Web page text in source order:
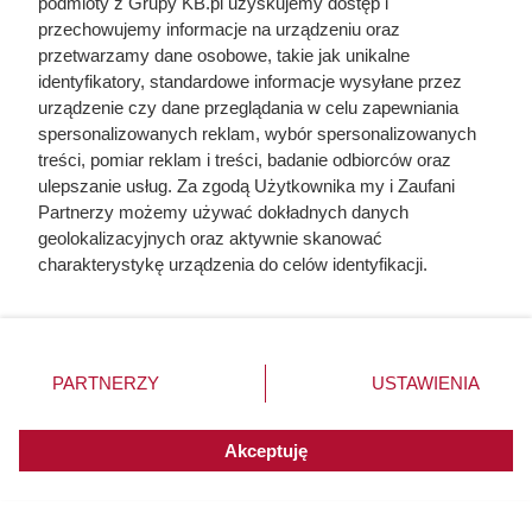
jako bohatera
Ten gatunek drewna daje
najwięcej ciepła, a Polacy rzadko
przechowujemy informacje na urządzeniu oraz
przetwarzamy dane osobowe, takie jak unikalne
identyfikatory, standardowe informacje wysyłane przez
urządzenie czy dane przeglądania w celu zapewniania
spersonalizowanych reklam, wybór spersonalizowanych
treści, pomiar reklam i treści, badanie odbiorców oraz
ulepszanie usług. Za zgodą Użytkownika my i Zaufani
Partnerzy możemy używać dokładnych danych
geolokalizacyjnych oraz aktywnie skanować
charakterystykę urządzenia do celów identyfikacji.
zmienić/wycofać klikając przycisk ustawień prywatności
znajdujący się w lewym dolnym rogu strony. Niektóre
użytkownika, ale masz prawo sprzeciwić się takiemu
przetwarzaniu. Preferencje będą miały zastosowania do
PARTNERZY USTAWIENIA
Akceptuję